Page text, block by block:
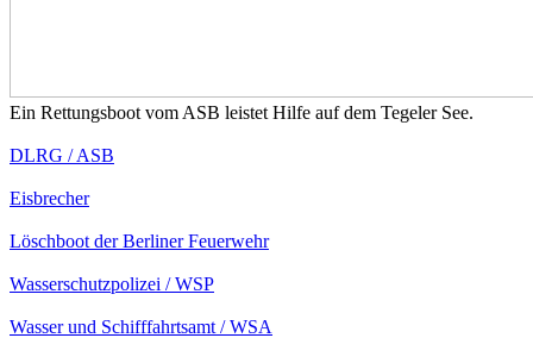
Ein Rettungsboot vom ASB leistet Hilfe auf dem Tegeler See.
DLRG / ASB
Eisbrecher
Löschboot der Berliner Feuerwehr
Wasserschutzpolizei / WSP
Wasser und Schifffahrtsamt / WSA